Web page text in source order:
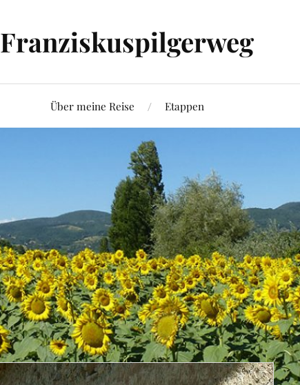
Franziskuspilgerweg
Über meine Reise Etappen